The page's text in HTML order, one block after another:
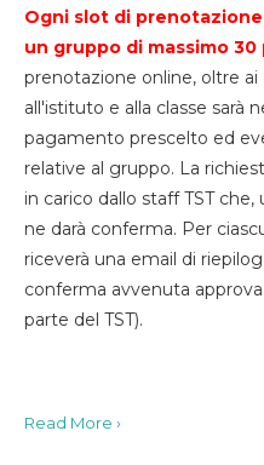
Ogni slot di
un gruppo di massimo 30
prenotazione online, oltre
all'istituto e alla classe sarà
pagamento prescelto ed
relative al gruppo. La
in carico dallo staff TST
ne darà conferma. Per
riceverà una email di
conferma avvenuta
parte del TST).
Read More ›